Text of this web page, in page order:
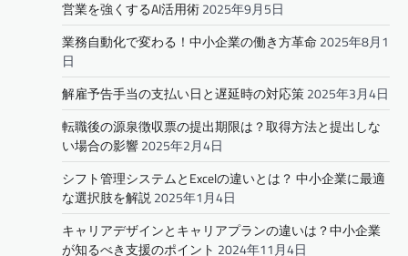
営業を強くするAI活用術2025年9月5日
業務自動化で変わる！中小企業の働き方革命 2025年8月1
日
解雇予告手当の支払い日と遅延時の対応策2025年3月4日
転職後の源泉徴収票の提出期限は？取得方法と提出しな
い場合の影響2025年2月4日
シフト管理システムとExcelの違いとは？ 中小企業に最適
な選択肢を解説2025年1月4日
キャリアデザインとキャリアプランの違いは？中小企業
が知るべき支援のポイント 2024年11月4日